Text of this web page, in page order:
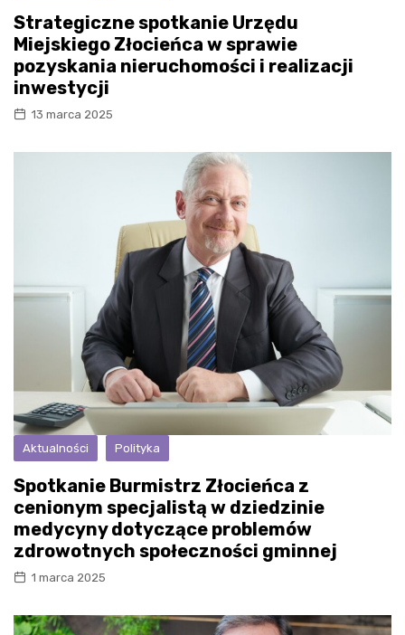
Strategiczne spotkanie Urzędu
Miejskiego Złocieńca w sprawie
pozyskania nieruchomości i realizacji
inwestycji
13 marca 2025
Aktualności Polityka
Spotkanie Burmistrz Złocieńca z
cenionym specjalistą w dziedzinie
medycyny dotyczące problemów
zdrowotnych społeczności gminnej
1 marca 2025